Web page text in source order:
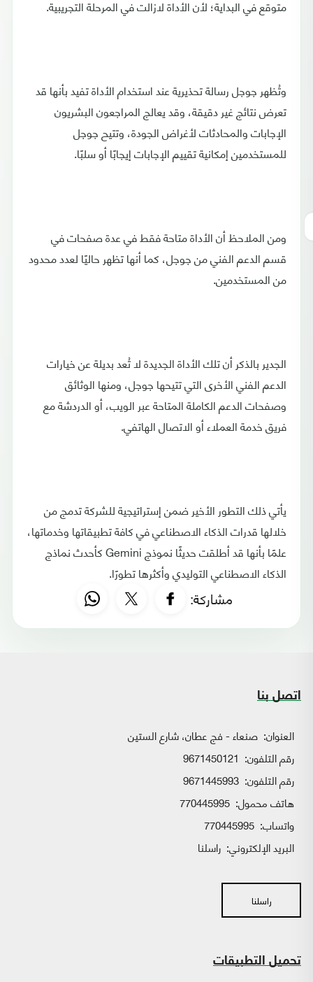
متوقع في البداية؛ لأن الأداة لازالت في المرحلة التجريبية.
وتُظهر جوجل رسالة تحذيرية عند استخدام الأداة تفيد بأنها قد
تعرض نتائج غير دقيقة، وقد يعالج المراجعون البشريون
الإجابات والمحادثات لأغراض الجودة، وتتيح جوجل
للمستخدمين إمكانية تقييم الإجابات إيجابًا أو سلبًا.
ومن الملاحظ أن الأداة متاحة فقط في عدة صفحات في
قسم الدعم الفني من جوجل، كما أنها تظهر حاليًا لعدد محدود
من المستخدمين.
الجدير بالذكر أن تلك الأداة الجديدة لا تُعد بديلة عن خيارات
الدعم الفني الأخرى التي تتيحها جوجل، ومنها الوثائق
وصفحات الدعم الكاملة المتاحة عبر الويب، أو الدردشة مع
فريق خدمة العملاء أو الاتصال الهاتفي.
يأتي ذلك التطور الأخير ضمن إستراتيجية للشركة تدمج من
خلالها قدرات الذكاء الاصطناعي في كافة تطبيقاتها وخدماتها،
علمًا بأنها قد أطلقت حديثًا نموذج Gemini كأحدث نماذج
الذكاء الاصطناعي التوليدي وأكثرها تطورًا.
مشاركة:
اتصل بنا
العنوان: صنعاء - فج عطان، شارع الستين
رقم التلفون: 9671450121
رقم التلفون: 9671445993
هاتف محمول: 770445995
واتساب:
البريد الإلكتروني: راسلنا
راسلنا
تحميل التطبيقات